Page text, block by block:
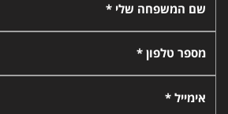
שם המשפחה שלי *
מספר טלפון *
אימייל *